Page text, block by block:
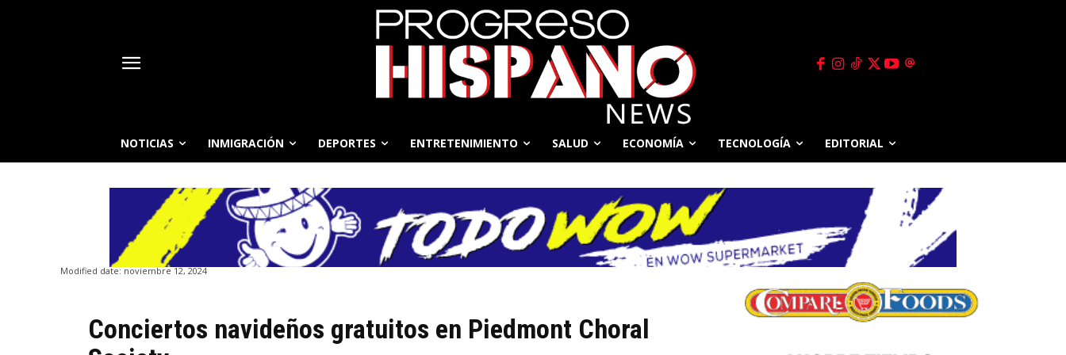
NOTICIAS INMIGRACIÓN DEPORTES ENTRETENIMIENTO SALUD ECONOMÍA TECNOLOGÍA EDITORIAL
Modified date: noviembre 12, 2024
Conciertos navideños gratuitos en Piedmont Choral